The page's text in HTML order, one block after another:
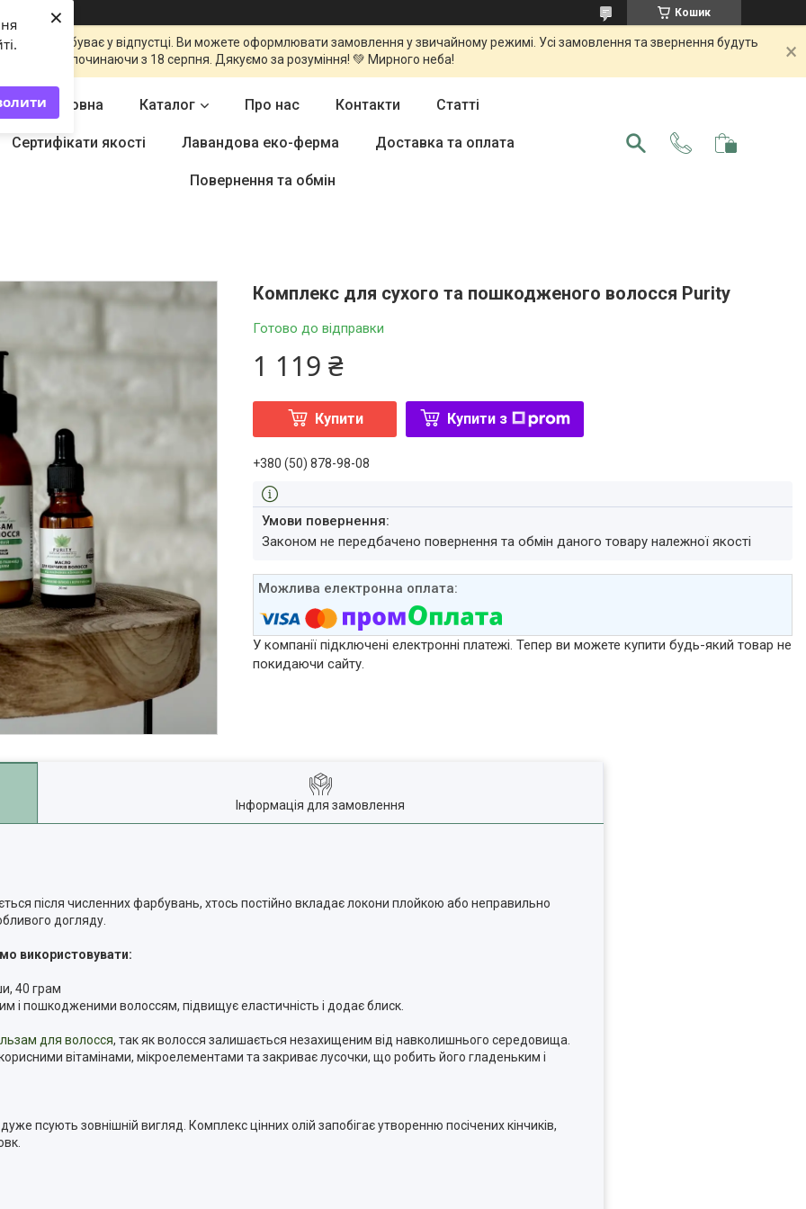
× Кошик
перебуває у відпустці. Ви можете оформлювати замовлення у звичайному режимі. Усі замовлення та звернення будуть
оброблені починаючи з 18 серпня. Дякуємо за розуміння! 💚 Мирного неба!
Головна Каталог Про нас Контакти Статті
Сертифікати якості Лавандова еко-ферма Доставка та оплата
Повернення та обмін
Комплекс для сухого та пошкодженого волосся Purity
Готово до відправки
1 119 ₴
Купити Купити з
+380 (50) 878-98-08
Законом не передбачено повернення та обмін даного товару належної якості
У компанії підключені електронні платежі. Тепер ви можете купити будь-який товар не
покидаючи сайту.
Інформація для замовлення
після численних фарбувань, хтось постійно вкладає локони плойкою або неправильно
догляду.
використовувати:
40 грам
і пошкодженими волоссям, підвищує еластичність і додає блиск.
для волосся, так як волосся залишається незахищеним від навколишнього середовища.
вітамінами, мікроелементами та закриває лусочки, що робить його гладеньким і
псують зовнішній вигляд. Комплекс цінних олій запобігає утворенню посічених кінчиків,